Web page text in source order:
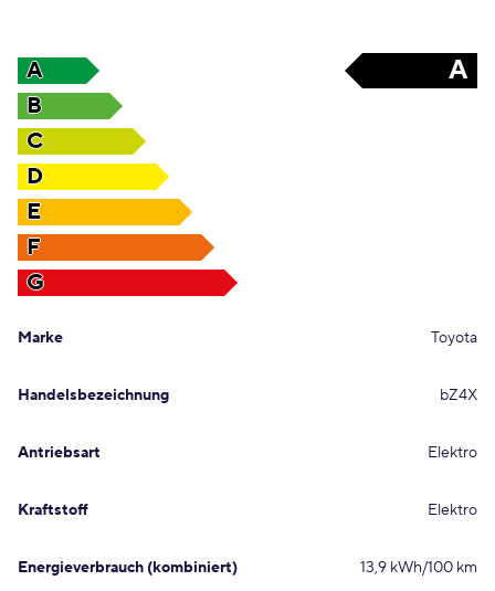
A A
B
C
D
E
F
G
Marke Toyota
Handelsbezeichnung bZ4X
Antriebsart Elektro
Kraftstoff Elektro
Energieverbrauch (kombiniert) 13,9 kWh/100 km